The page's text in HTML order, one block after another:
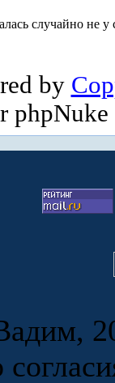
случайно не
by